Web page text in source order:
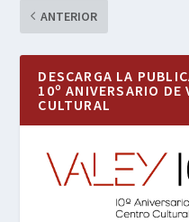
ANTERIOR
DESCARGA LA
10º ANIVERSARIO DE
CULTURAL